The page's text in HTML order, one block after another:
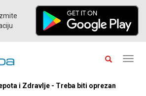
i Zdravlje - Treba biti oprezan